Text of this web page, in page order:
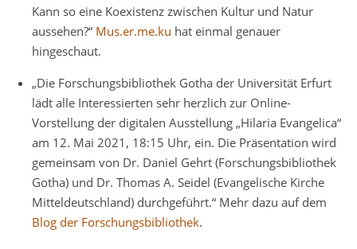
Kann so eine Koexistenz zwischen Kultur und Natur
aussehen?“ Mus.er.me.ku hat einmal genauer
hingeschaut.
„Die Forschungsbibliothek Gotha der Universität Erfurt
lädt alle Interessierten sehr herzlich zur Online-
Vorstellung der digitalen Ausstellung „Hilaria Evangelica“
am 12. Mai 2021, 18:15 Uhr, ein. Die Präsentation wird
gemeinsam von Dr. Daniel Gehrt (Forschungsbibliothek
Gotha) und Dr. Thomas A. Seidel (Evangelische Kirche
Mitteldeutschland) durchgeführt.“ Mehr dazu auf dem
Blog der Forschungsbibliothek.